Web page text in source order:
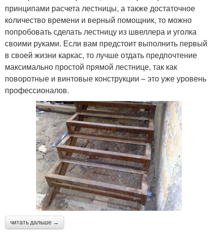
принципами расчета лестницы, а также достаточное
количество времени и верный помощник, то можно
попробовать сделать лестницу из швеллера и уголка
своими руками. Если вам предстоит выполнить первый
в своей жизни каркас, то лучше отдать предпочтение
максимально простой прямой лестнице, так как
поворотные и винтовые конструкции – это уже уровень
профессионалов.
читать дальше →